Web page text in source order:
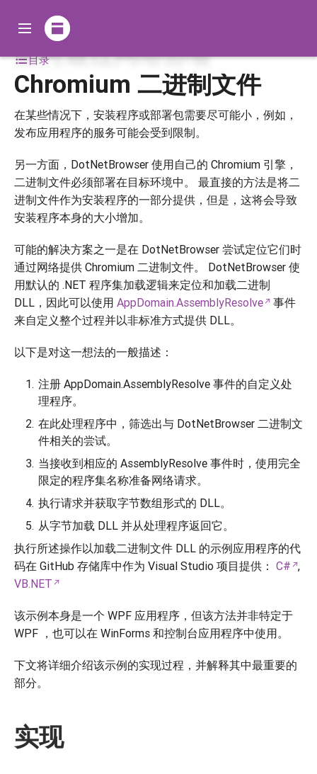
目录
如何通过网络部署
Chromium 二进制文件
在某些情况下，安装程序或部署包需要尽可能小，例如，
发布应用程序的服务可能会受到限制。
另一方面，DotNetBrowser 使用自己的 Chromium 引擎，
二进制文件必须部署在目标环境中。 最直接的方法是将二
进制文件作为安装程序的一部分提供，但是，这将会导致
安装程序本身的大小增加。
可能的解决方案之一是在 DotNetBrowser 尝试定位它们时
通过网络提供 Chromium 二进制文件。 DotNetBrowser 使
用默认的 .NET 程序集加载逻辑来定位和加载二进制
DLL，因此可以使用 AppDomain.AssemblyResolve
事件
来自定义整个过程并以非标准方式提供 DLL。
以下是对这一想法的一般描述：
注册 AppDomain.AssemblyResolve 事件的自定义处
理程序。
在此处理程序中，筛选出与 DotNetBrowser 二进制文
件相关的尝试。
当接收到相应的 AssemblyResolve 事件时，使用完全
限定的程序集名称准备网络请求。
执行请求并获取字节数组形式的 DLL。
从字节加载 DLL 并从处理程序返回它。
执行所述操作以加载二进制文件 DLL 的示例应用程序的代
码在 GitHub 存储库中作为 Visual Studio 项目提供： C# ,
VB.NET
该示例本身是一个 WPF 应用程序，但该方法并非特定于
WPF ，也可以在 WinForms 和控制台应用程序中使用。
下文将详细介绍该示例的实现过程，并解释其中最重要的
部分。
实现